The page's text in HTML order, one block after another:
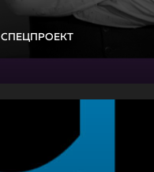
СПЕЦПРОЕКТ